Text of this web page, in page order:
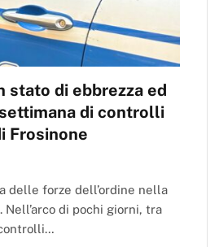
stato di ebbrezza ed
di controlli
Frosinone
delle forze dell’ordine nella
Nell’arco di pochi giorni, tra